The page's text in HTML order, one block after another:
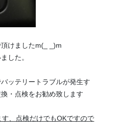
けましたm(_ _)m
した。
ッテリートラブルが発生す
・点検をお勧め致します
、点検だけでもOKですので